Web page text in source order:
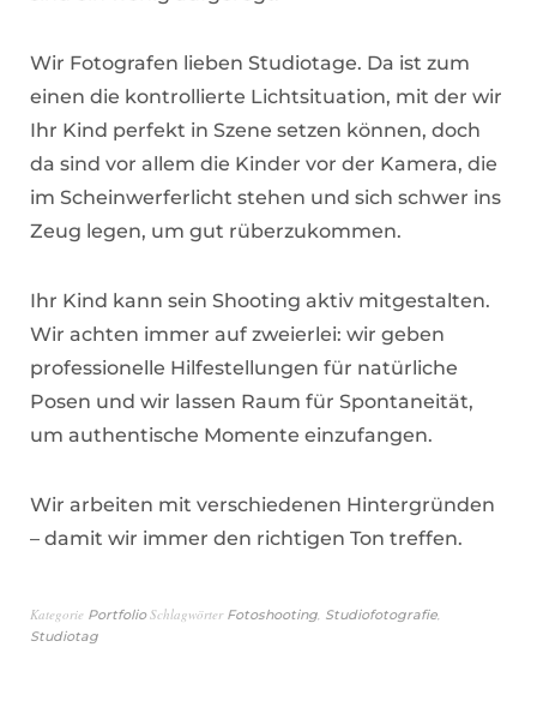
Wir Fotografen lieben Studiotage. Da ist zum
einen die kontrollierte Lichtsituation, mit der wir
Ihr Kind perfekt in Szene setzen können, doch
da sind vor allem die Kinder vor der Kamera, die
im Scheinwerferlicht stehen und sich schwer ins
Zeug legen, um gut rüberzukommen.
Ihr Kind kann sein Shooting aktiv mitgestalten.
Wir achten immer auf zweierlei: wir geben
professionelle Hilfestellungen für natürliche
Posen und wir lassen Raum für Spontaneität,
um authentische Momente einzufangen.
Wir arbeiten mit verschiedenen Hintergründen
– damit wir immer den richtigen Ton treffen.
Kategorie Portfolio Schlagwörter Fotoshooting, Studiofotografie,
Studiotag